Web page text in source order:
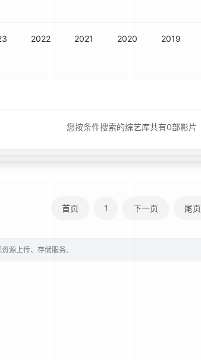
2022 2021 2020 2019
您按条件搜索的综艺库共有0部影片
首页 1 下一页 尾页
源上传、存储服务。